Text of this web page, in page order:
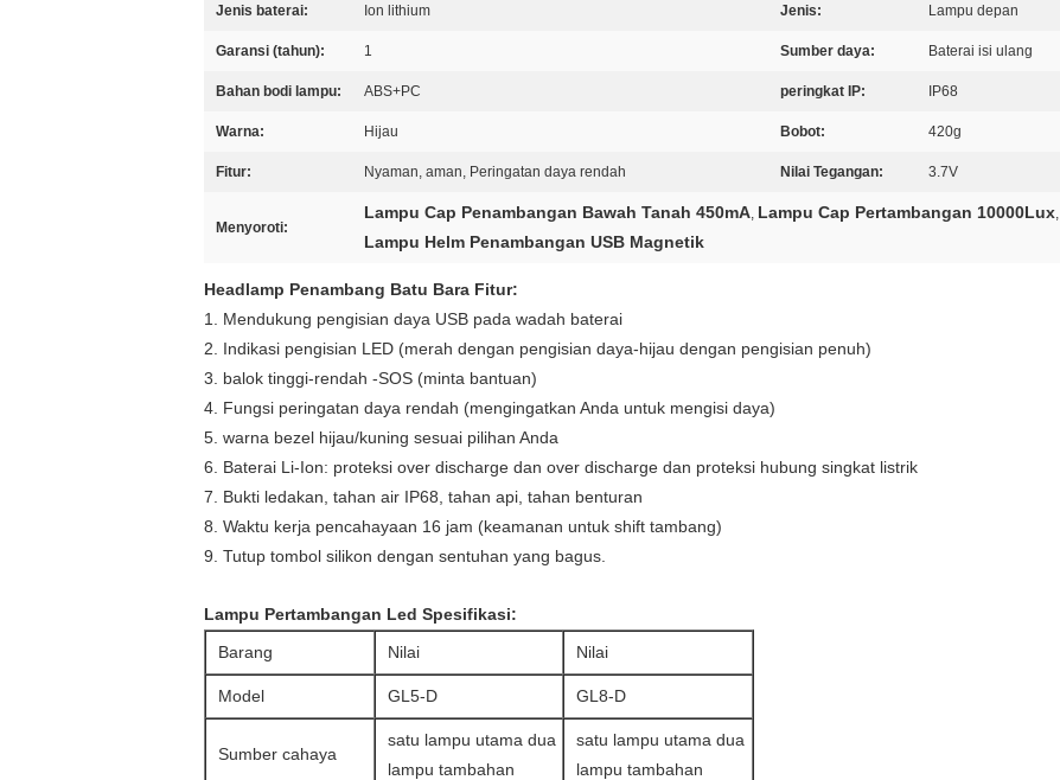
Jenis baterai: Ion lithium Jenis: Lampu depan
Garansi (tahun): 1 Sumber daya: Baterai isi ulang
Bahan bodi lampu: ABS+PC peringkat IP: IP68
Warna: Hijau Bobot: 420g
Fitur: Nyaman, aman, Peringatan daya rendah Nilai Tegangan: 3.7V
Menyoroti:
Lampu Cap Penambangan Bawah Tanah 450mA, Lampu Cap Pertambangan 10000Lux,
Lampu Helm Penambangan USB Magnetik
Headlamp Penambang Batu Bara Fitur:
1. Mendukung pengisian daya USB pada wadah baterai
2. Indikasi pengisian LED (merah dengan pengisian daya-hijau dengan pengisian penuh)
3. balok tinggi-rendah -SOS (minta bantuan)
4. Fungsi peringatan daya rendah (mengingatkan Anda untuk mengisi daya)
5. warna bezel hijau/kuning sesuai pilihan Anda
6. Baterai Li-Ion: proteksi over discharge dan over discharge dan proteksi hubung singkat listrik
7. Bukti ledakan, tahan air IP68, tahan api, tahan benturan
8. Waktu kerja pencahayaan 16 jam (keamanan untuk shift tambang)
9. Tutup tombol silikon dengan sentuhan yang bagus.
Lampu Pertambangan Led Spesifikasi:
Barang
Nilai Nilai
Model GL5-D GL8-D
Sumber cahaya
satu lampu utama dua
lampu tambahan
satu lampu utama dua
lampu tambahan